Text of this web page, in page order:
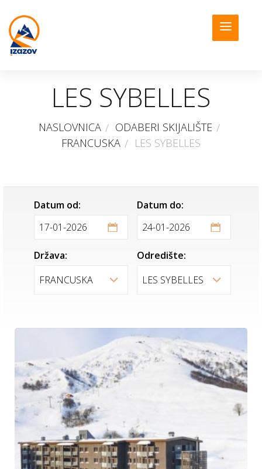
LES SYBELLES
NASLOVNICA
ODABERI SKIJALIŠTE
FRANCUSKA
LES SYBELLES
Datum od: Datum do:
Država: Odredište: